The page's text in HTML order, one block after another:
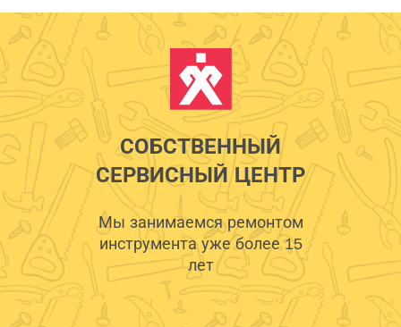
СОБСТВЕННЫЙ
СЕРВИСНЫЙ ЦЕНТР
Мы занимаемся ремонтом
инструмента уже более 15
лет